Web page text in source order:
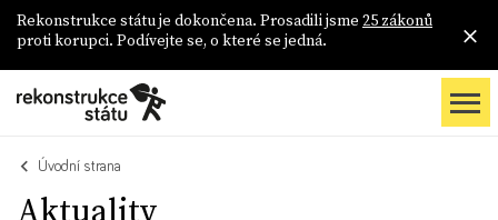
Rekonstrukce státu je dokončena. Prosadili jsme 25 zákonů
proti korupci. Podívejte se, o které se jedná.
Úvodní strana
Aktuality